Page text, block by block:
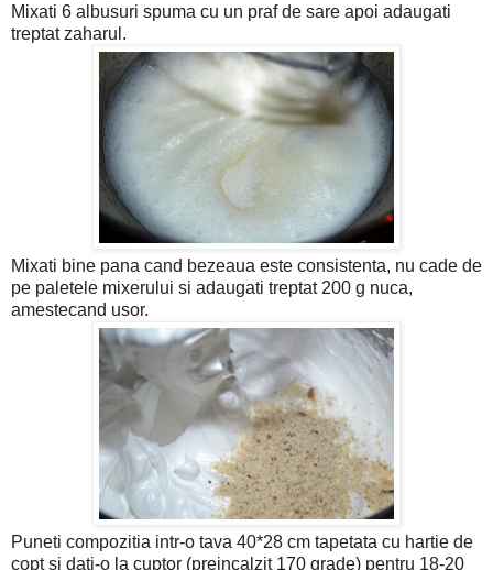
Mixati 6 albusuri spuma cu un praf de sare apoi adaugati
treptat zaharul.
Mixati bine pana cand bezeaua este consistenta, nu cade de
pe paletele mixerului si adaugati treptat 200 g nuca,
amestecand usor.
Puneti compozitia intr-o tava 40*28 cm tapetata cu hartie de
copt si dati-o la cuptor (preincalzit 170 grade) pentru 18-20